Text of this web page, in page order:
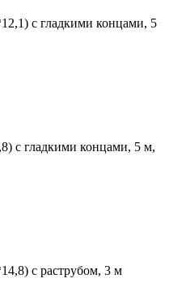
с гладкими концами, 5
с гладкими концами, 5 м,
с раструбом, 3 м